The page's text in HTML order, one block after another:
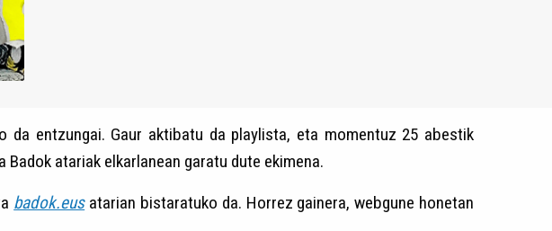
entzungai. Gaur aktibatu da playlista, eta momentuz 25 abestik
atariak elkarlanean garatu dute ekimena.
badok.eusatarian bistaratuko da. Horrez gainera, webgune honetan